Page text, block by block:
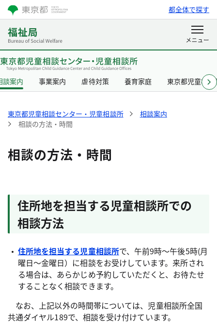
都全体で探す
談案内 事業案内 虐待対策 養育家庭 東京都児童相談
東京都児童相談センター・児童相談所
相談案内
相談の方法・時間
相談の方法・時間
住所地を担当する児童相談所での
相談方法
住所地を担当する児童相談所で、午前9時～午後5時(月
曜日～金曜日）に相談をお受けしています。来所され
る場合は、あらかじめ予約していただくと、お待たせ
することなく相談できます。
なお、上記以外の時間帯については、児童相談所全国
共通ダイヤル189で、相談を受け付けています。